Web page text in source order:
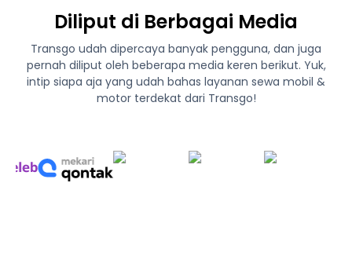
Diliput di Berbagai Media
Transgo udah dipercaya banyak pengguna, dan juga
pernah diliput oleh beberapa media keren berikut. Yuk,
intip siapa aja yang udah bahas layanan sewa mobil &
motor terdekat dari Transgo!